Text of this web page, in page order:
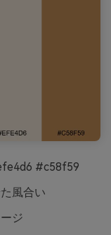
#c58f59
風合い
ジ